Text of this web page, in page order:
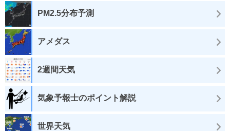
PM2.5分布予測
アメダス
2週間天気
気象予報士のポイント解説
世界天気